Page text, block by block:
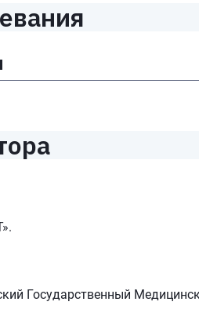
Государственный